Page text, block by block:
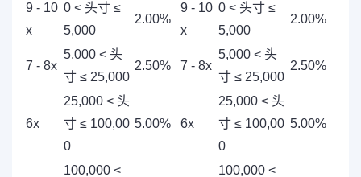
9 - 10
x
0 < 头寸 ≤
5,000
2.00%
9 - 10
x
0 < 头寸 ≤
5,000
2.00%
7 - 8x
5,000 < 头
寸 ≤ 25,000
2.50% 7 - 8x
5,000 < 头
寸 ≤ 25,000
2.50%
6x
25,000 < 头
寸 ≤ 100,00
0
5.00% 6x
25,000 < 头
寸 ≤ 100,00
0
5.00%
100,000 < 100,000 <